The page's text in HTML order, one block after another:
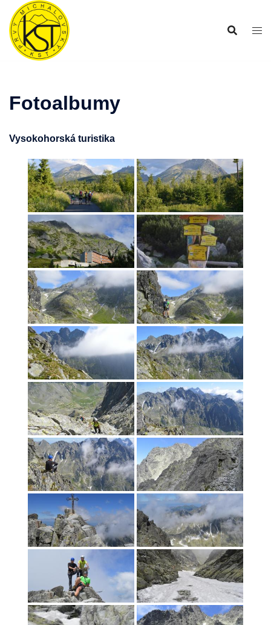
Preskočiť
obsah
Fotoalbumy
Vysokohorská turistika